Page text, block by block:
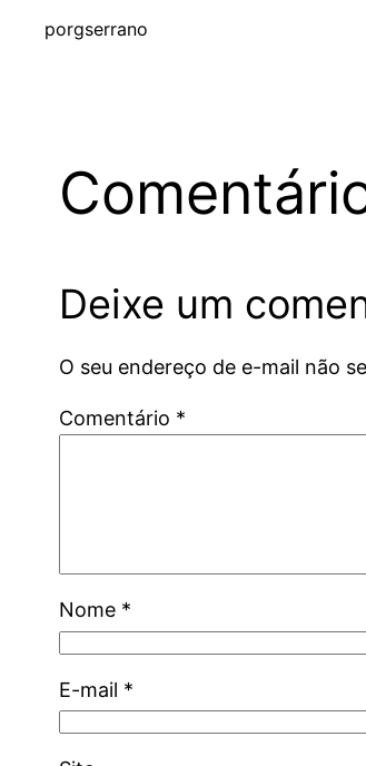
porgserrano
Deixe um
O seu endereço de e-mail não
Comentário *
Nome *
E-mail *